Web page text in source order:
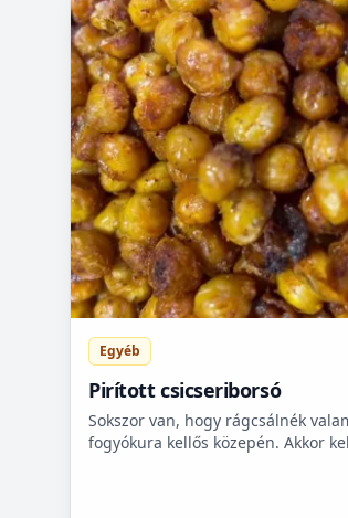
Egyéb
Pirított csicseriborsó
Sokszor van, hogy rágcsálnék
fogyókura kellős közepén. Akkor